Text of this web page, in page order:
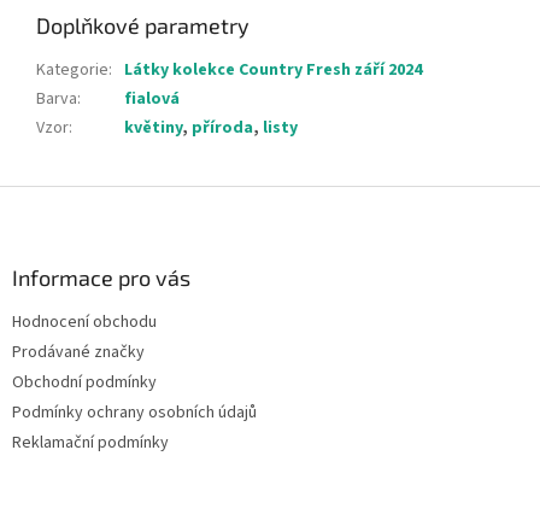
Doplňkové parametry
Kategorie: Látky kolekce Country Fresh září 2024
Barva:
fialová
Vzor: květiny, příroda, listy
Informace pro vás
Hodnocení obchodu
Prodávané značky
Obchodní podmínky
Podmínky ochrany osobních údajů
Reklamační podmínky